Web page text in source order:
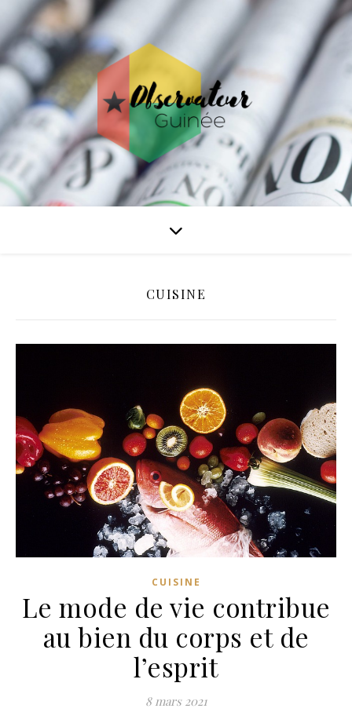
CUISINE
CUISINE
Le mode de vie contribue
au bien du corps et de
l’esprit
8 mars 2021